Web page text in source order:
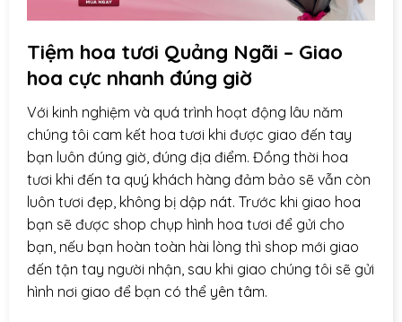
Tiệm hoa tươi Quảng Ngãi – Giao
hoa cực nhanh đúng giờ
Với kinh nghiệm và quá trình hoạt động lâu năm
chúng tôi cam kết hoa tươi khi được giao đến tay
bạn luôn đúng giờ, đúng địa điểm. Đồng thời hoa
tươi khi đến ta quý khách hàng đảm bảo sẽ vẫn còn
luôn tươi đẹp, không bị dập nát. Trước khi giao hoa
bạn sẽ được shop chụp hình hoa tươi để gửi cho
bạn, nếu bạn hoàn toàn hài lòng thì shop mới giao
đến tận tay người nhận, sau khi giao chúng tôi sẽ gửi
hình nơi giao để bạn có thể yên tâm.